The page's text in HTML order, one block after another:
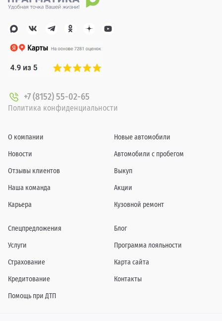
+7 (8152) 55-02-65
Политика конфиденциальности
О компании
Новости
Отзывы клиентов
Наша команда
Карьера
Новые автомобили
Автомобили с пробегом
Выкуп
Акции
Кузовной ремонт
Спецпредложения
Услуги
Страхование
Кредитование
Помощь при ДТП
Блог
Программа лояльности
Карта сайта
Контакты